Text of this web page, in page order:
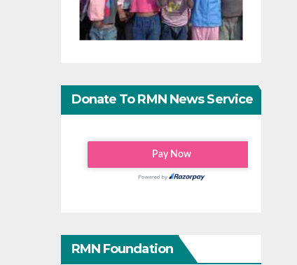
Donate To RMN News Service
RMN Foundation